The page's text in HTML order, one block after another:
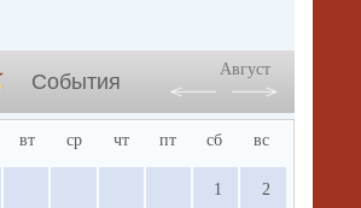
События
Август
вт ср чт пт сб вс
1 2